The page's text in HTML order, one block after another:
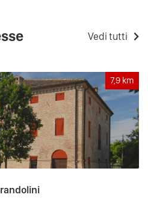
Vedi tutti
7,9 km